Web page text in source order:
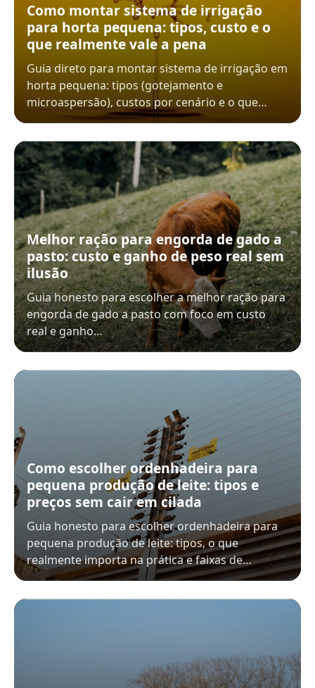
Como montar sistema de irrigação
para horta pequena: tipos, custo e o
que realmente vale a pena
Guia direto para montar sistema de irrigação em
horta pequena: tipos (gotejamento e
microaspersão), custos por cenário e o que…
Melhor ração para engorda de gado a
pasto: custo e ganho de peso real sem
ilusão
Guia honesto para escolher a melhor ração para
engorda de gado a pasto com foco em custo
real e ganho…
Como escolher ordenhadeira para
pequena produção de leite: tipos e
preços sem cair em cilada
Guia honesto para escolher ordenhadeira para
pequena produção de leite: tipos, o que
realmente importa na prática e faixas de…